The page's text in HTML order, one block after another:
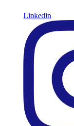
Linkedin